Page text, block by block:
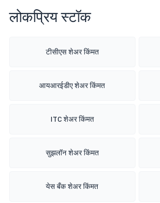
लोकप्रिय स्टॉक
टीसीएस शेअर किंमत
आयआरईडीए शेअर किंमत
ITC शेअर किंमत
सुझलॉन शेअर किंमत
येस बँक शेअर किंमत